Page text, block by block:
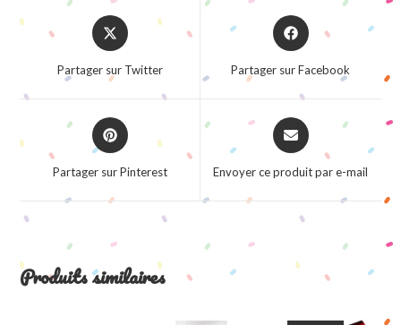
Opens
in
new
Partager sur Twitter
Opens
in
window
Partager sur Facebook
Opens
in
window
Partager sur Pinterest
Opens
in
new
Envoyer ce produit par e-mail
Produits similaires